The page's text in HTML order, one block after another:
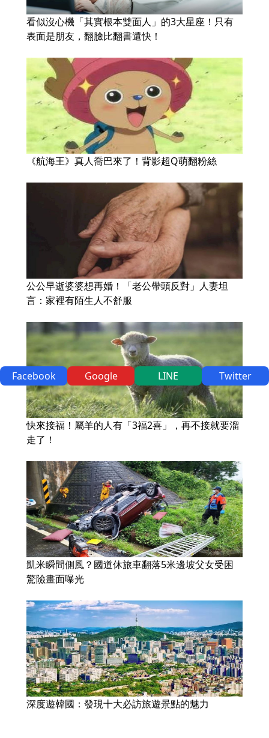
看似沒心機「其實根本雙面人」的3大星座！只有
表面是朋友，翻臉比翻書還快！
《航海王》真人喬巴來了！背影超Q萌翻粉絲
公公早逝婆婆想再婚！「老公帶頭反對」人妻坦
言：家裡有陌生人不舒服
快來接福！屬羊的人有「3福2喜」，再不接就要溜
走了！
凱米瞬間側風？國道休旅車翻落5米邊坡父女受困
驚險畫面曝光
深度遊韓國：發現十大必訪旅遊景點的魅力
Facebook Google LINE Twitter